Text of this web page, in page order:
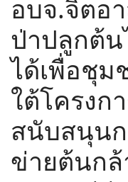
อบจ.จิตอ
ป่าปลูกต้
ได้เพื่อชุม
ใต้โครงก
สนับสนุน
ข่ายต้นกล้